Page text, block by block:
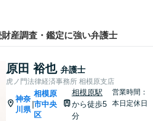
産調査・鑑定に強い弁護士
原田 裕也 弁護士
虎ノ門法律経済事務所 相模原支店
神奈
川県
相模原
市中央
区
相模原駅
から徒歩5
分
営業時間：
本日定休日